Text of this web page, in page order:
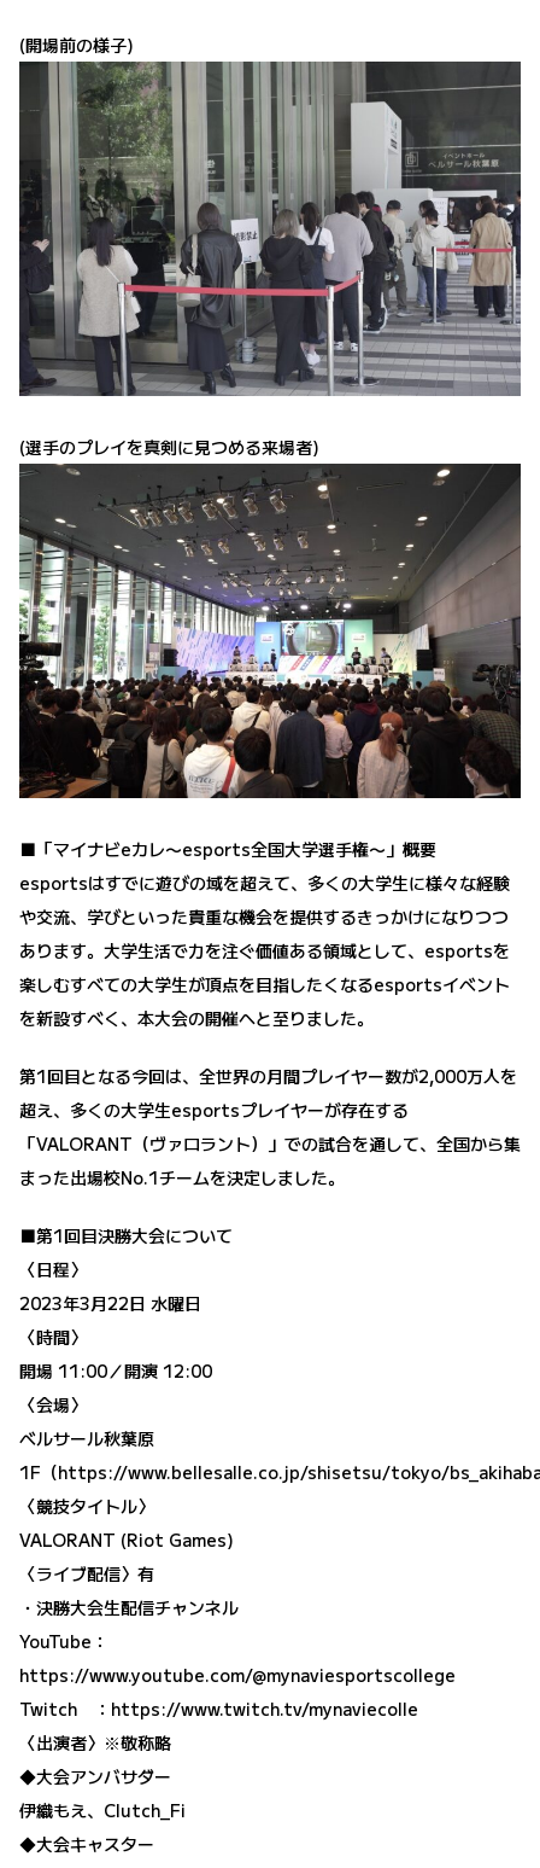
(開場前の様子)
(選手のプレイを真剣に見つめる来場者)
■「マイナビeカレ〜esports全国大学選手権〜」概要
esportsはすでに遊びの域を超えて、多くの大学生に様々な経験
や交流、学びといった貴重な機会を提供するきっかけになりつつ
あります。大学生活で力を注ぐ価値ある領域として、esportsを
楽しむすべての大学生が頂点を目指したくなるesportsイベント
を新設すべく、本大会の開催へと至りました。
第1回目となる今回は、全世界の月間プレイヤー数が2,000万人を
超え、多くの大学生esportsプレイヤーが存在する
「VALORANT （ヴァロラント）」での試合を通して、全国から集
まった出場校No.1チームを決定しました。
■第1回目決勝大会について
〈日程〉
2023年3月22日 水曜日
〈時間〉
開場 11:00／開演 12:00
〈会場〉
ベルサール秋葉原
1F（https://www.bellesalle.co.jp/shisetsu/tokyo/
〈競技タイトル〉
VALORANT (Riot Games)
〈ライブ配信〉有
・決勝大会生配信チャンネル
YouTube：
https://www.youtube.com/@mynaviesportscollege
Twitch ： https://www.twitch.tv/mynaviecolle
〈出演者〉※敬称略
◆大会アンバサダー
伊織もえ、Clutch_Fi
◆大会キャスター